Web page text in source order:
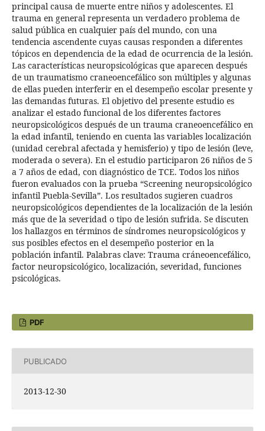
principal causa de muerte entre niños y adolescentes. El
trauma en general representa un verdadero problema de
salud pública en cualquier país del mundo, con una
tendencia ascendente cuyas causas responden a diferentes
tópicos en dependencia de la edad de ocurrencia de la lesión.
Las características neuropsicológicas que aparecen después
de un traumatismo craneoencefálico son múltiples y algunas
de ellas pueden interferir en el desempeño escolar presente y
las demandas futuras. El objetivo del presente estudio es
analizar el estado funcional de los diferentes factores
neuropsicológicos después de un trauma craneoencefálico en
la edad infantil, teniendo en cuenta las variables localización
(unidad cerebral afectada y hemisferio) y tipo de lesión (leve,
moderada o severa). En el estudio participaron 26 niños de 5
a 7 años de edad, con diagnóstico de TCE. Todos los niños
fueron evaluados con la prueba “Screening neuropsicológico
infantil Puebla-Sevilla”. Los resultados sugieren cuadros
neuropsicológicos dependientes de la localización de la lesión
más que de la severidad o tipo de lesión sufrida. Se discuten
los hallazgos en términos de síndromes neuropsicológicos y
sus posibles efectos en el desempeño posterior en la
población infantil. Palabras clave: Trauma cráneoencefálico,
factor neuropsicológico, localización, severidad, funciones
psicológicas.
PDF
PUBLICADO
2013-12-30